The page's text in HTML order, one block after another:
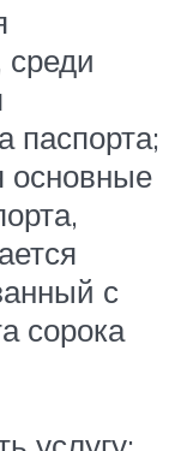
среди
паспорта;
основные
с
сорока